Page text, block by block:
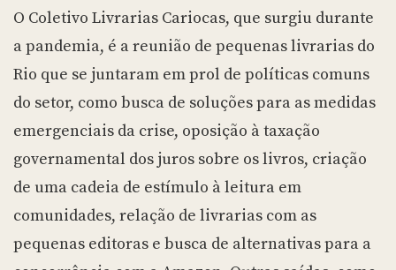
O Coletivo Livrarias Cariocas, que surgiu durante
a pandemia, é a reunião de pequenas livrarias do
Rio que se juntaram em prol de políticas comuns
do setor, como busca de soluções para as medidas
emergenciais da crise, oposição à taxação
governamental dos juros sobre os livros, criação
de uma cadeia de estímulo à leitura em
comunidades, relação de livrarias com as
pequenas editoras e busca de alternativas para a